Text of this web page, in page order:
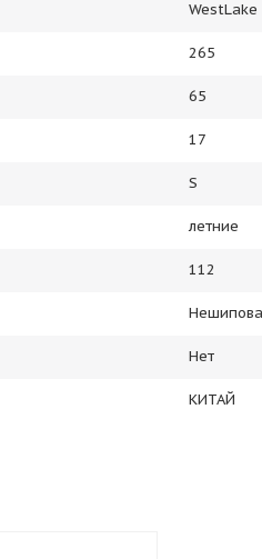
WestLake
265
65
17
S
летние
112
Нет
КИТАЙ